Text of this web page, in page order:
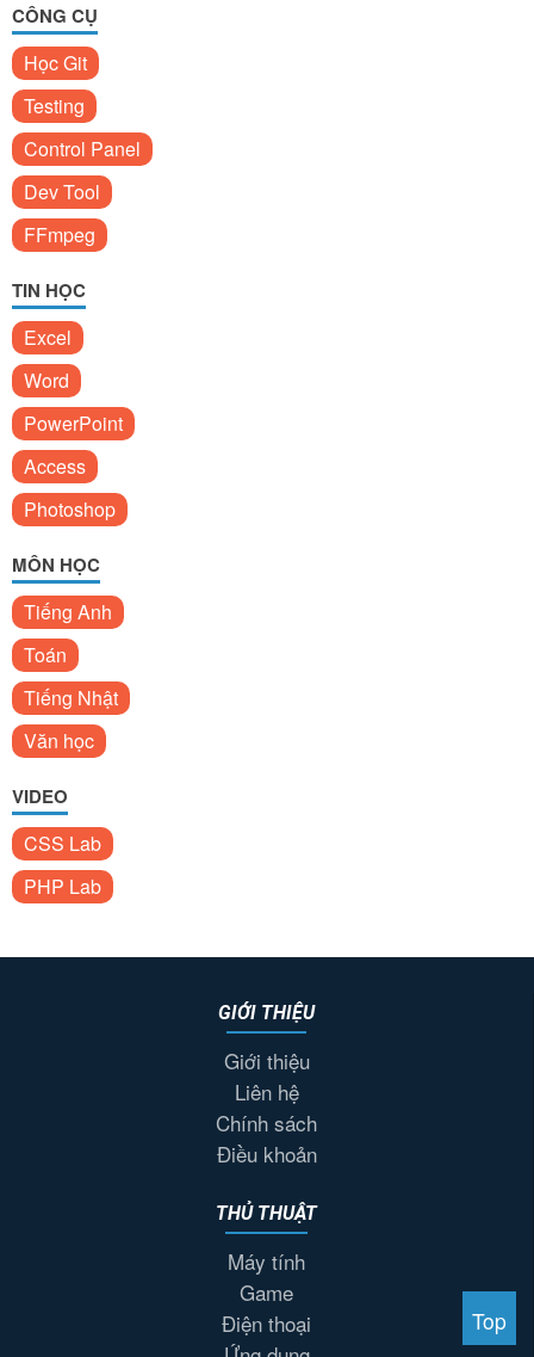
CÔNG CỤ
Học Git
Testing
Control Panel
Dev Tool
FFmpeg
TIN HỌC
Excel
Word
PowerPoint
Access
Photoshop
MÔN HỌC
Tiếng Anh
Toán
Tiếng Nhật
Văn học
VIDEO
CSS Lab
PHP Lab
GIỚI THIỆU
Giới thiệu
Liên hệ
Chính sách
Điều khoản
THỦ THUẬT
Máy tính
Game
Điện thoại
Top